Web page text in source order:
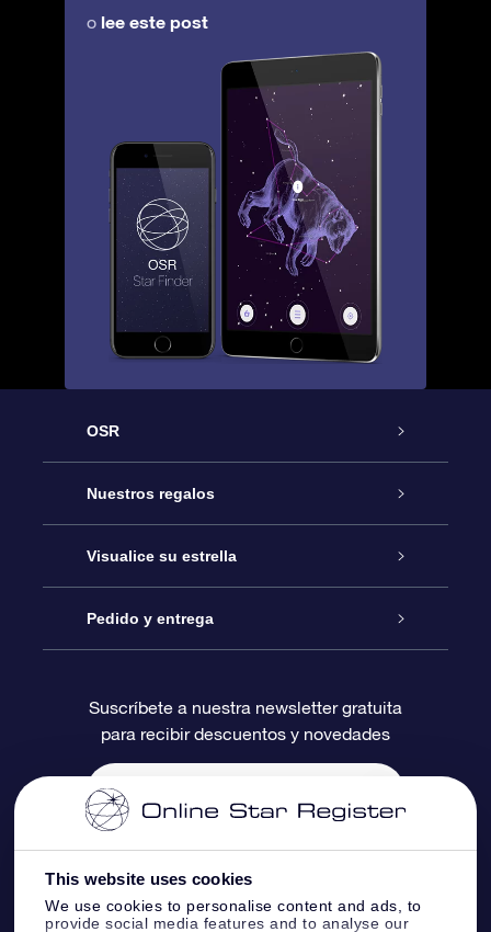
This website uses cookies
We use cookies to personalise content and ads, to
provide social media features and to analyse our
o lee este post
OSR
Atención
Contáctanos
Blog
Reseñas
Nuestros regalos
Regalo Estrella Online
Paquete de Regalo OSR
Tarjeta de Regalo OSR
Regalos empresariales
Visualice su estrella
Registro estelar
Página de Estrella Personalizada
Un Millón de Estrellas
Aplicación de RV Llévame a las estrellas
Pedido y entrega
Información de Pago
Información de Envío
Constelaciones
Suscríbete a nuestra newsletter gratuita
para recibir descuentos y novedades